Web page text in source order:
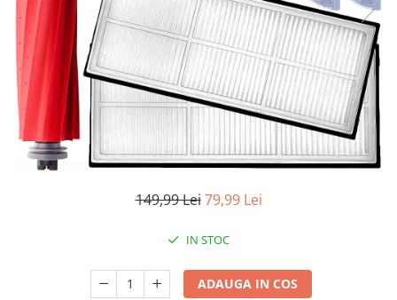
Casa, Gradina & Bricolaj
Accesorii mese si scaune
Accesorii prize si intrerupatoare
Becuri
Clesti si Patenti
Corpuri de iluminat interior
Echipamente protectia muncii
Frapiere si Clesti Gheata
149,99 Lei 79,99 Lei
IN STOC
ADAUGA IN COS